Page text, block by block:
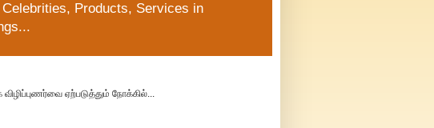
Products, Services in
ஏற்படுத்தும் நோக்கில்...